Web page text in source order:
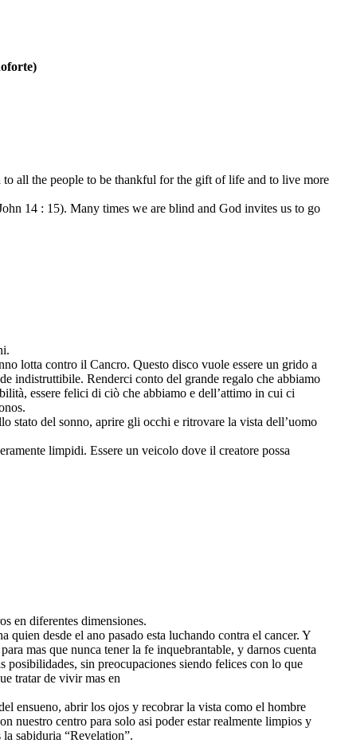
all the people to be thankful for the gift of life and to live more
14 : 15). Many times we are blind and God invites us to go
lotta contro il Cancro. Questo disco vuole essere un grido a
indistruttibile. Renderci conto del grande regalo che abbiamo
essere felici di ciò che abbiamo e dell’attimo in cui ci
stato del sonno, aprire gli occhi e ritrovare la vista dell’uomo
limpidi. Essere un veicolo dove il creatore possa
en diferentes dimensiones.
desde el ano pasado esta luchando contra el cancer. Y
mas que nunca tener la fe inquebrantable, y darnos cuenta
posibilidades, sin preocupaciones siendo felices con lo que
tratar de vivir mas en
ensueno, abrir los ojos y recobrar la vista como el hombre
nuestro centro para solo asi poder estar realmente limpios y
sabiduria “Revelation”.